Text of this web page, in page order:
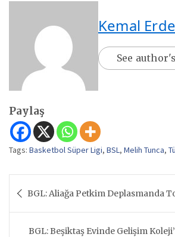
Kemal
See
Paylaş
Tags: Basketbol Süper Ligi, BSL, Melih Tunca,
gezinmesi
BGL: Aliağa Petkim Deplasmanda
BGL: Beşiktaş Evinde Gelişim